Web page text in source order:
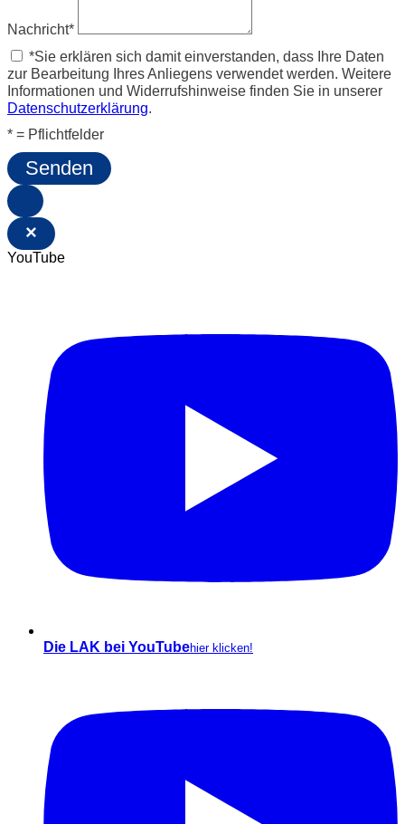
Nachricht*
*Sie erklären sich damit einverstanden, dass Ihre Daten
zur Bearbeitung Ihres Anliegens verwendet werden. Weitere
Informationen und Widerrufshinweise finden Sie in unserer
Datenschutzerklärung.
* = Pflichtfelder
Senden
×
YouTube
Die LAK bei YouTubehier klicken!